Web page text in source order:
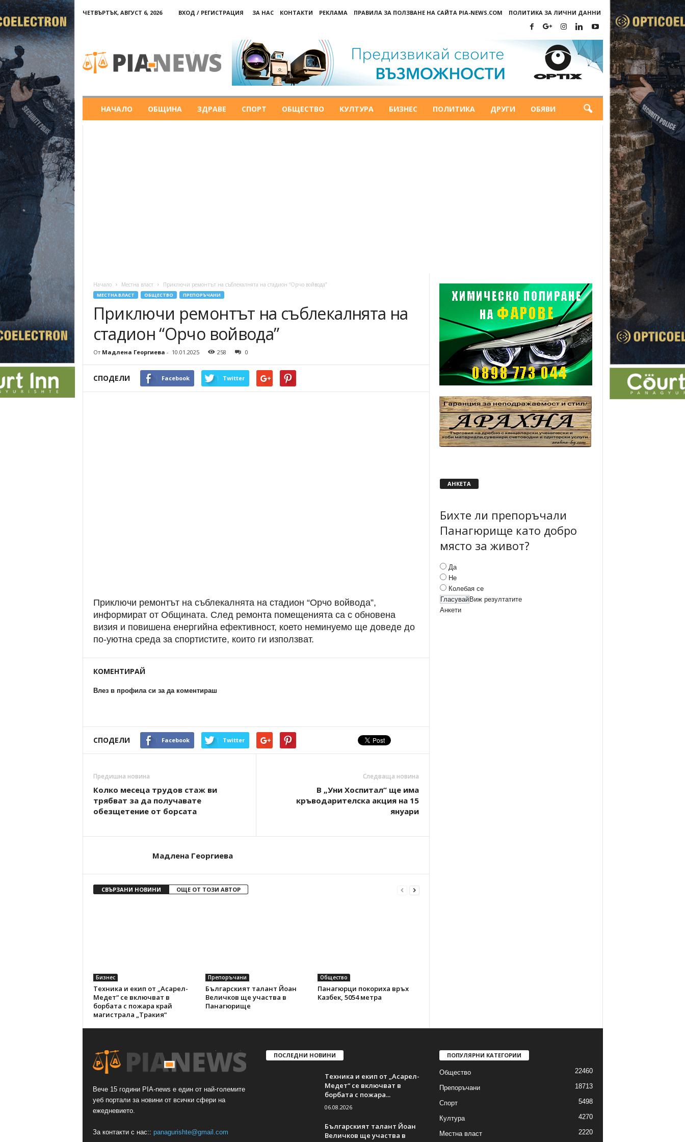
ЧЕТВЪРТЪК, АВГУСТ 6, 2026 ВХОД / РЕГИСТРАЦИЯ ЗА НАС КОНТАКТИ РЕКЛАМА ПРАВИЛА ЗА ПОЛЗВАНЕ НА САЙТА PIA-NEWS.COM ПОЛИТИКА ЗА ЛИЧНИ ДАННИ
НАЧАЛО ОБЩИНА ЗДРАВЕ СПОРТ ОБЩЕСТВО КУЛТУРА БИЗНЕС ПОЛИТИКА ДРУГИ ОБЯВИ
Начало Местна власт Приключи ремонтът на съблекалнята на стадион “Орчо войвода”
МЕСТНА ВЛАСТ ОБЩЕСТВО ПРЕПОРЪЧАНИ
Приключи ремонтът на съблекалнята на
стадион “Орчо войвода”
От Мадлена Георгиева - 10.01.2025 258 0
СПОДЕЛИ Facebook Twitter
Приключи ремонтът на съблекалнята на стадион “Орчо войвода”,
информират от Общината. След ремонта помещенията са с обновена
визия и повишена енергийна ефективност, което неминуемо ще доведе до
по-уютна среда за спортистите, които ги използват.
КОМЕНТИРАЙ
Влез в профила си за да коментираш
СПОДЕЛИ Facebook Twitter
Предишна новина
Колко месеца трудов стаж ви
трябват за да получавате
обезщетение от борсата
Следваща новина
В „Уни Хоспитал“ ще има
кръводарителска акция на 15
януари
Мадлена Георгиева
СВЪРЗАНИ НОВИНИ ОЩЕ ОТ ТОЗИ АВТОР
Бизнес
Техника и екип от „Асарел-
Медет“ се включват в
борбата с пожара край
магистрала „Тракия“
Препоръчани
Българският талант Йоан
Величков ще участва в
Панагюрище
Общество
Панагюрци покориха връх
Казбек, 5054 метра
АНКЕТА
Бихте ли препоръчали
Панагюрище като добро
място за живот?
Да
Не
Колебая се
Виж резултатите
Анкети
Вече 15 години PIA-news е един от най-големите
уеб портали за новини от всички сфери на
ежедневието.
За контакти с нас:: panagurishte@gmail.com
ПОСЛЕДНИ НОВИНИ
Техника и екип от „Асарел-
Медет“ се включват в
борбата с пожара...
06.08.2026
Българският талант Йоан
Величков ще участва в
ПОПУЛЯРНИ КАТЕГОРИИ
Общество 22460
Препоръчани 18713
Спорт 5498
Култура 4270
Местна власт 2220